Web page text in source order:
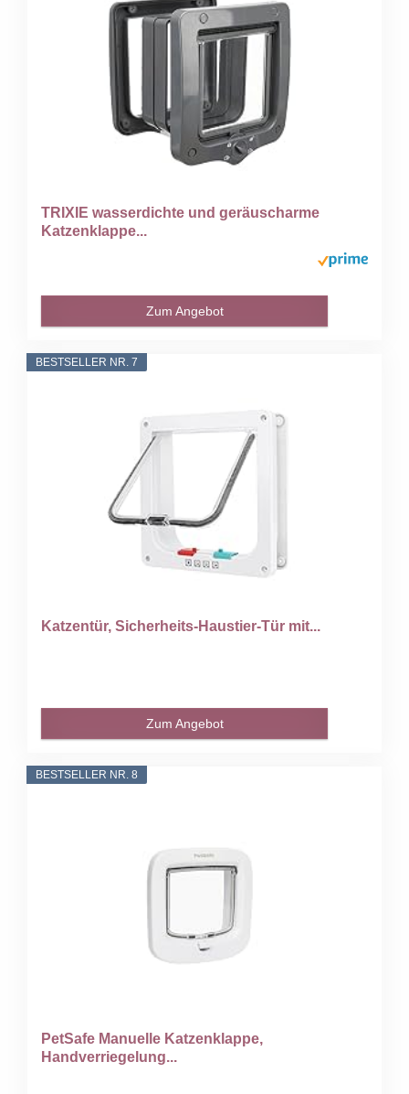
TRIXIE wasserdichte und geräuscharme
Katzenklappe...
Zum Angebot
BESTSELLER NR. 7
Katzentür, Sicherheits-Haustier-Tür mit...
Zum Angebot
BESTSELLER NR. 8
PetSafe Manuelle Katzenklappe,
Handverriegelung...